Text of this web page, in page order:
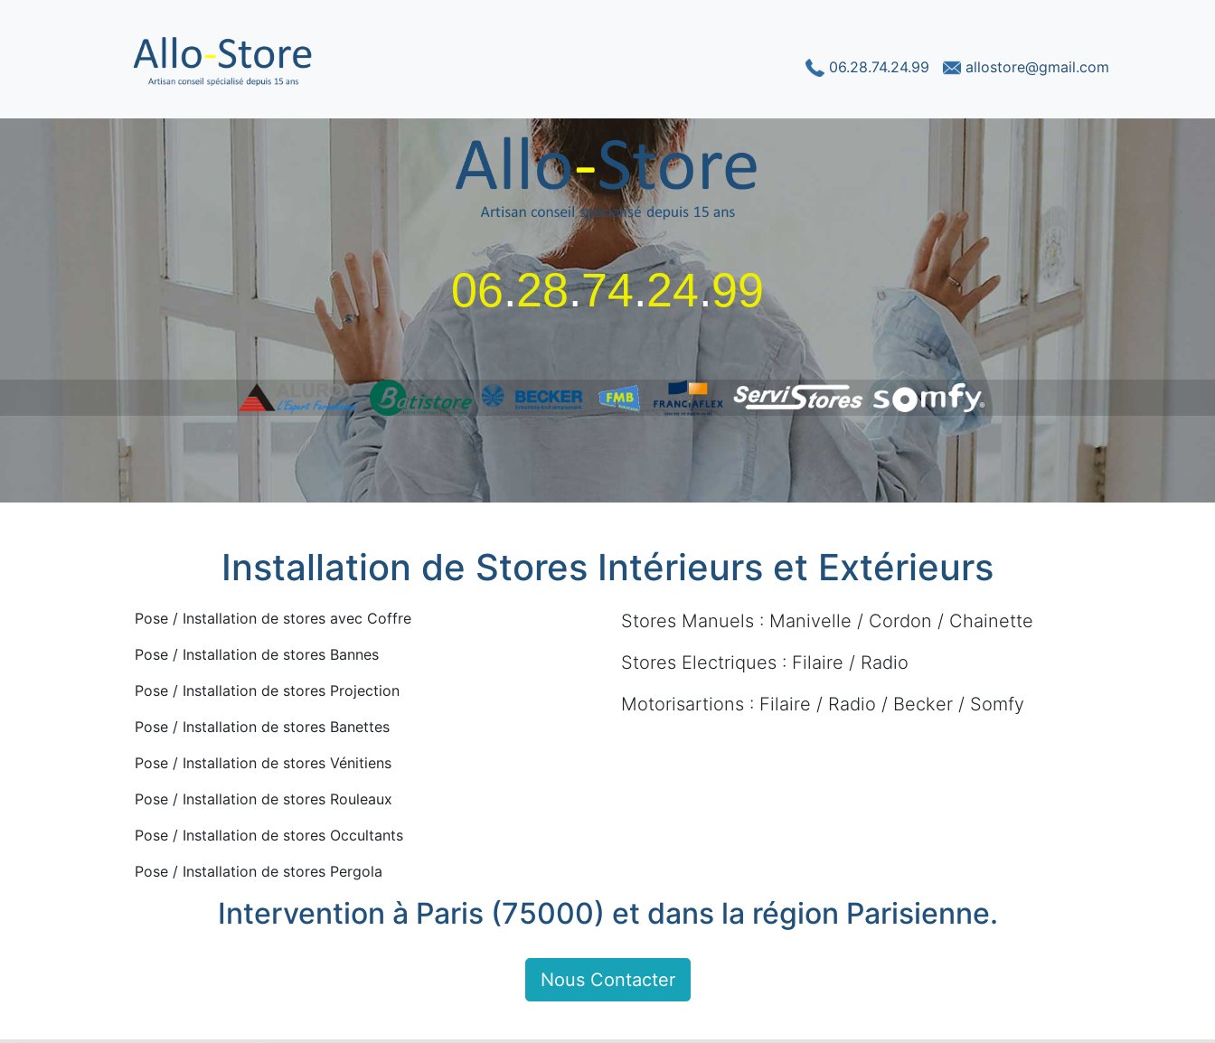
06.28.74.24.99 allostore@gmail.com
06.28.74.24.99
Installation de Stores Intérieurs et Extérieurs
Pose / Installation de stores avec Coffre
Pose / Installation de stores Bannes
Pose / Installation de stores Projection
Pose / Installation de stores Banettes
Pose / Installation de stores Vénitiens
Pose / Installation de stores Rouleaux
Pose / Installation de stores Occultants
Pose / Installation de stores Pergola
Stores Manuels : Manivelle / Cordon / Chainette
Stores Electriques : Filaire / Radio
Motorisartions : Filaire / Radio / Becker / Somfy
Intervention à Paris (75000) et dans la région Parisienne.
Nous Contacter